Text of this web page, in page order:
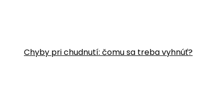
Chyby pri chudnutí: čomu sa treba vyhnúť?